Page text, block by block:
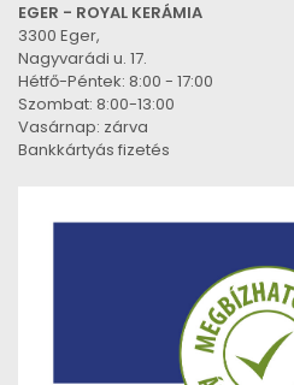
EGER - ROYAL KERÁMIA
3300 Eger,
Nagyvarádi u. 17.
Hétfő-Péntek: 8:00 - 17:00
Szombat: 8:00-13:00
Vasárnap: zárva
Bankkártyás fizetés